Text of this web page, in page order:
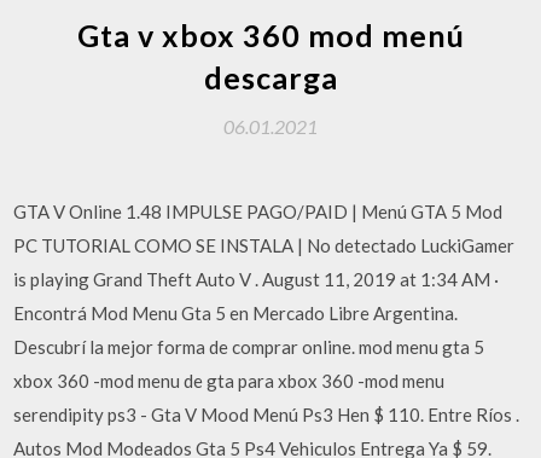
Gta v xbox 360 mod menú
descarga
06.01.2021
GTA V Online 1.48 IMPULSE PAGO/PAID | Menú GTA 5 Mod
PC TUTORIAL COMO SE INSTALA | No detectado LuckiGamer
is playing Grand Theft Auto V . August 11, 2019 at 1:34 AM ·
Encontrá Mod Menu Gta 5 en Mercado Libre Argentina.
Descubrí la mejor forma de comprar online. mod menu gta 5
xbox 360 -mod menu de gta para xbox 360 -mod menu
serendipity ps3 - Gta V Mood Menú Ps3 Hen $ 110. Entre Ríos .
Autos Mod Modeados Gta 5 Ps4 Vehiculos Entrega Ya $ 59.